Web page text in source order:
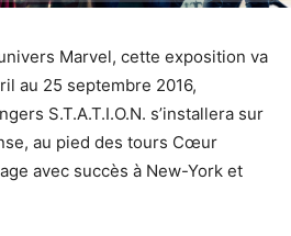
Marvel, cette exposition va
au 25 septembre 2016,
S.T.A.T.I.O.N. s’installera sur
au pied des tours Cœur
avec succès à New-York et